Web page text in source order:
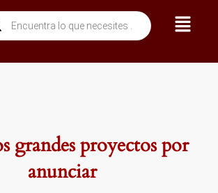
Menú
grandes proyectos por
anunciar